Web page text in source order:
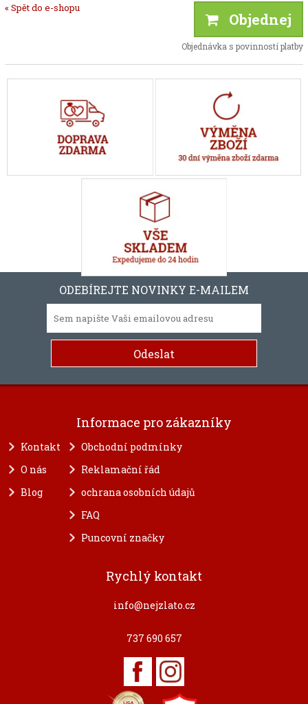
« Spět do e-shopu
Objednej
Objednávka s povinností platby
ODEBÍREJTE NOVINKY E-MAILEM
Informace pro zákazníky
Kontakt
O nás
Blog
Obchodní podmínky
Reklamační řád
ochrana osobních údajů
FAQ
Puncovní značky
Rychlý kontakt
info@nejzlato.cz
737 690 657